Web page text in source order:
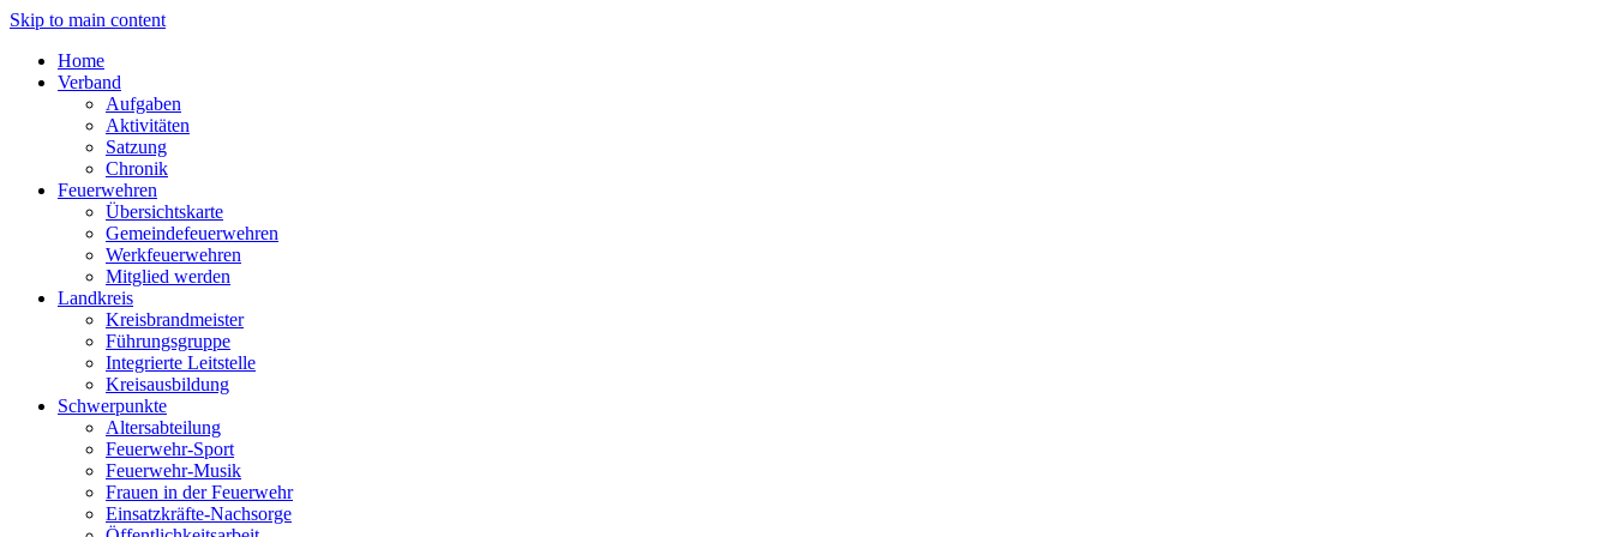
Skip to main content
Home
Verband
Aufgaben
Aktivitäten
Satzung
Chronik
Feuerwehren
Übersichtskarte
Gemeindefeuerwehren
Werkfeuerwehren
Mitglied werden
Landkreis
Kreisbrandmeister
Führungsgruppe
Integrierte Leitstelle
Kreisausbildung
Schwerpunkte
Altersabteilung
Feuerwehr-Sport
Feuerwehr-Musik
Frauen in der Feuerwehr
Einsatzkräfte-Nachsorge